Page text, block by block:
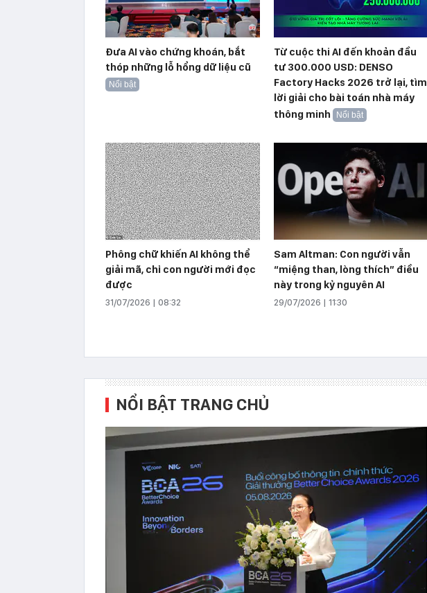
Đưa AI vào chứng khoán, bắt
thóp những lỗ hổng dữ liệu cũ
Nổi bật
Từ cuộc thi AI đến khoản đầu
tư 300.000 USD: DENSO
Factory Hacks 2026 trở lại, tìm
lời giải cho bài toán nhà máy
thông minh
Nổi bật
Phông chữ khiến AI không thể
giải mã, chỉ con người mới đọc
được
31/07/2026 | 08:32
Sam Altman: Con người vẫn
“miệng than, lòng thích” điều
này trong kỷ nguyên AI
29/07/2026 | 11:30
NỔI BẬT TRANG CHỦ